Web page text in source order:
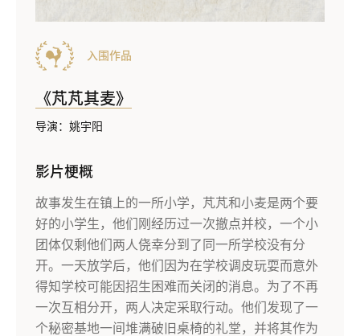
《芃芃其麦》
入围作品
导演：姚宇阳
影片梗概
故事发生在镇上的一所小学，芃芃和小麦是两个要
好的小学生，他们刚经历过一次撤点并校，一个小
团体仅剩他们两人侥幸分到了同一所学校没有分
开。一天放学后，他们因为在学校调皮玩耍而意外
得知学校可能因招生困难而关闭的消息。为了不再
一次互相分开，两人决定采取行动。他们发现了一
个秘密基地一间堆满破旧桌椅的礼堂，并将其作为